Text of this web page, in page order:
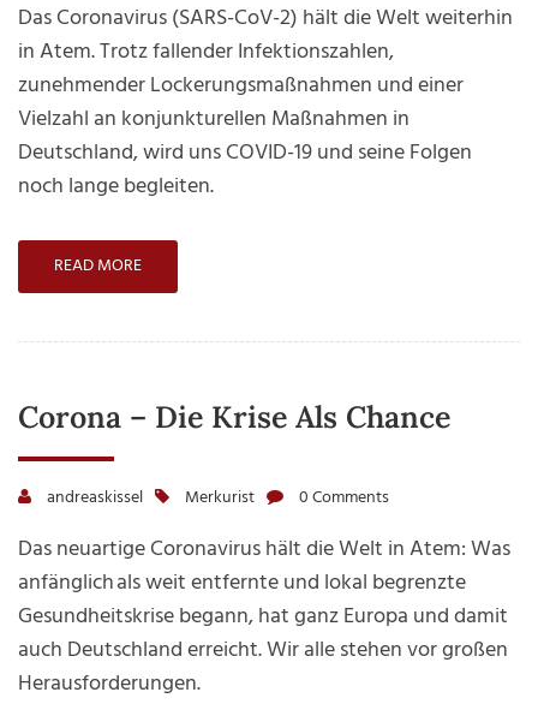
Das Coronavirus (SARS-CoV-2) hält die Welt weiterhin
in Atem. Trotz fallender Infektionszahlen,
zunehmender Lockerungsmaßnahmen und einer
Vielzahl an konjunkturellen Maßnahmen in
Deutschland, wird uns COVID-19 und seine Folgen
noch lange begleiten.
READ MORE
Corona – Die Krise Als Chance
andreaskissel Merkurist 0 Comments
Das neuartige Coronavirus hält die Welt in Atem: Was
anfänglich als weit entfernte und lokal begrenzte
Gesundheitskrise begann, hat ganz Europa und damit
auch Deutschland erreicht. Wir alle stehen vor großen
Herausforderungen.